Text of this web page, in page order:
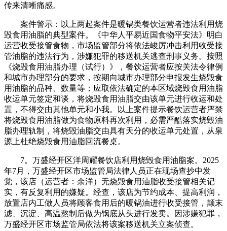
传来清晰痛感。
案件警示：以上两起案件是暖锅类餐饮运营者违法利用烧
毁食用油脂的典型案件。《中华人平易近国食物平安法》明白
运营收受接管食物，市场监管部分将依法峻厉冲击利用收受接
管油脂的违法行为，涉嫌犯罪的移送机关逃查刑事义务。按照
《烧毁食用油脂办理（试行）》，餐饮运营者应按关法令律例
和城市办理部分的要求，按期向城市办理部分申报发生烧毁食
用油脂的品种、数量等；应取依法确定的本区域烧毁食用油脂
收运单元签定和谈，将烧毁食用油脂交由该单元进行收运和处
置，不得交由其他单元和小我。以上案件提示餐饮运营者严禁
将烧毁食用油脂做为食物原料再次利用，必需严酷落实烧毁油
脂办理轨制，将烧毁油脂交由具有天分的收运单元处置，从泉
源上杜绝烧毁食用油脂回流餐桌。
7。万盛经开区洋周耀餐饮店利用烧毁食用油脂案。2025
年7月，万盛经开区市场监管局法律人员正在现场查抄中发
觉，该店（运营者：余洋）无烧毁食用油脂收受接管相关记
实，有反复利用的嫌疑。经查，该店为节约成本、提高利润，
放置店内工做人员将顾客食用后的暖锅油进行收受接管，颠末
滤、沉淀、高温熬制后做为锅底从头进行发卖。因涉嫌犯罪，
万盛经开区市场监管局依法将该案移送机关立案侦查。